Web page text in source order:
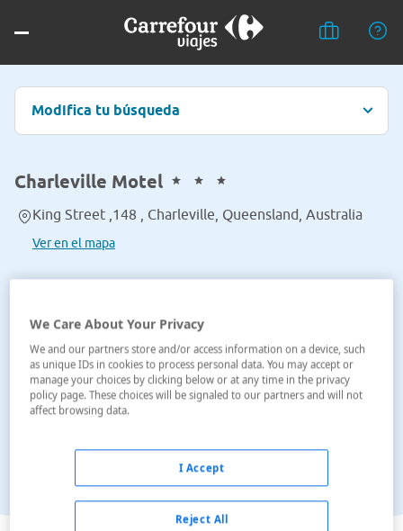
Modifica tu búsqueda
Charleville Motel
King Street ,148 , Charleville, Queensland, Australia
Ver en el mapa
Ver en el mapa
We Care About Your Privacy
We and our partners store and/or access information on a device, such
as unique IDs in cookies to process personal data. You may accept or
manage your choices by clicking below or at any time in the privacy
policy page. These choices will be signaled to our partners and will not
affect browsing data.
Reject All
I Accept